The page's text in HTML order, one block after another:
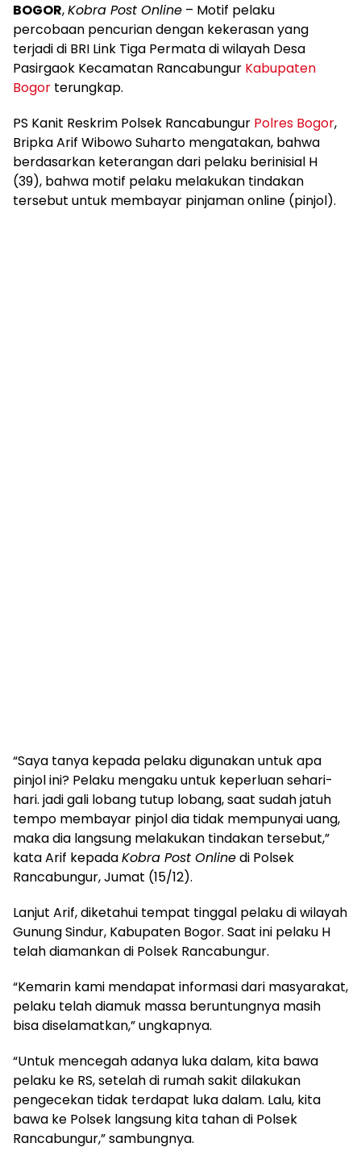
BOGOR,Kobra Post Online – Motif pelaku
percobaan pencurian dengan kekerasan yang
terjadi di BRI Link Tiga Permata di wilayah Desa
Pasirgaok Kecamatan Rancabungur Kabupaten
Bogor terungkap.
PS Kanit Reskrim Polsek Rancabungur Polres Bogor,
Bripka Arif Wibowo Suharto mengatakan, bahwa
berdasarkan keterangan dari pelaku berinisial H
(39), bahwa motif pelaku melakukan tindakan
tersebut untuk membayar pinjaman online (pinjol).
“Saya tanya kepada pelaku digunakan untuk apa
pinjol ini? Pelaku mengaku untuk keperluan sehari-
hari. jadi gali lobang tutup lobang, saat sudah jatuh
tempo membayar pinjol dia tidak mempunyai uang,
maka dia langsung melakukan tindakan tersebut,”
kata Arif kepadaKobra Post Onlinedi Polsek
Rancabungur, Jumat (15/12).
Lanjut Arif, diketahui tempat tinggal pelaku di wilayah
Gunung Sindur, Kabupaten Bogor. Saat ini pelaku H
telah diamankan di Polsek Rancabungur.
“Kemarin kami mendapat informasi dari masyarakat,
pelaku telah diamuk massa beruntungnya masih
bisa diselamatkan,” ungkapnya.
“Untuk mencegah adanya luka dalam, kita bawa
pelaku ke RS, setelah di rumah sakit dilakukan
pengecekan tidak terdapat luka dalam. Lalu, kita
bawa ke Polsek langsung kita tahan di Polsek
Rancabungur,” sambungnya.